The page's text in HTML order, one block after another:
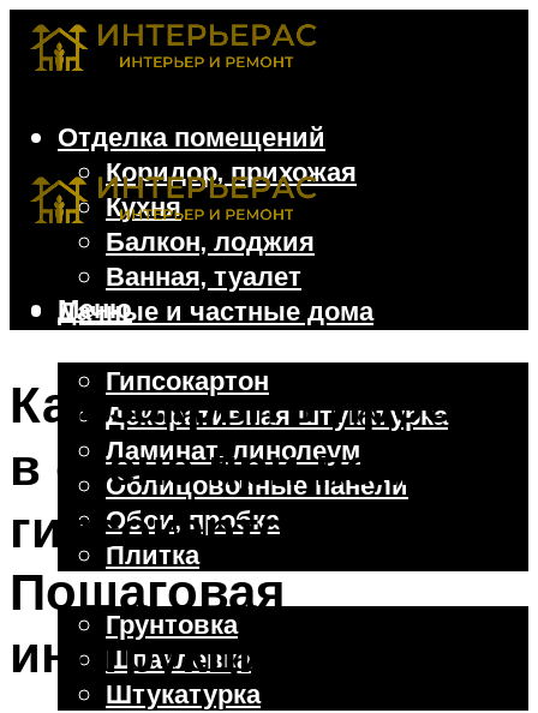
Отделка помещений
Коридор, прихожая
Кухня
Балкон, лоджия
Ванная, туалет
Дачные и частные дома
Гипсокартон
Декоративная штукатурка
Ламинат, линолеум
Облицовочные панели
Обои, пробка
Плитка
Отделочные работы
Грунтовка
Шпаклевка
Штукатурка
Меню
Как закрыть проем
в стене при помощи
гипсокартона.
Пошаговая
инструкция с видео